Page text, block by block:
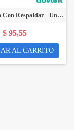
Silla de Baño Con Respaldar - Unidad - DOVANT
$ 95,55
AL CARRITO